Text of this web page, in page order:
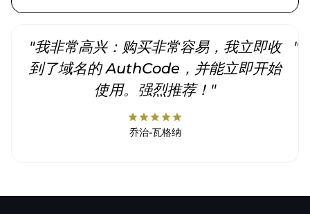
"我非常高兴：购买非常容易，我立即收
到了域名的 AuthCode，并能立即开始
使用。强烈推荐！"
starstarstarstarstar
乔治-瓦格纳
"